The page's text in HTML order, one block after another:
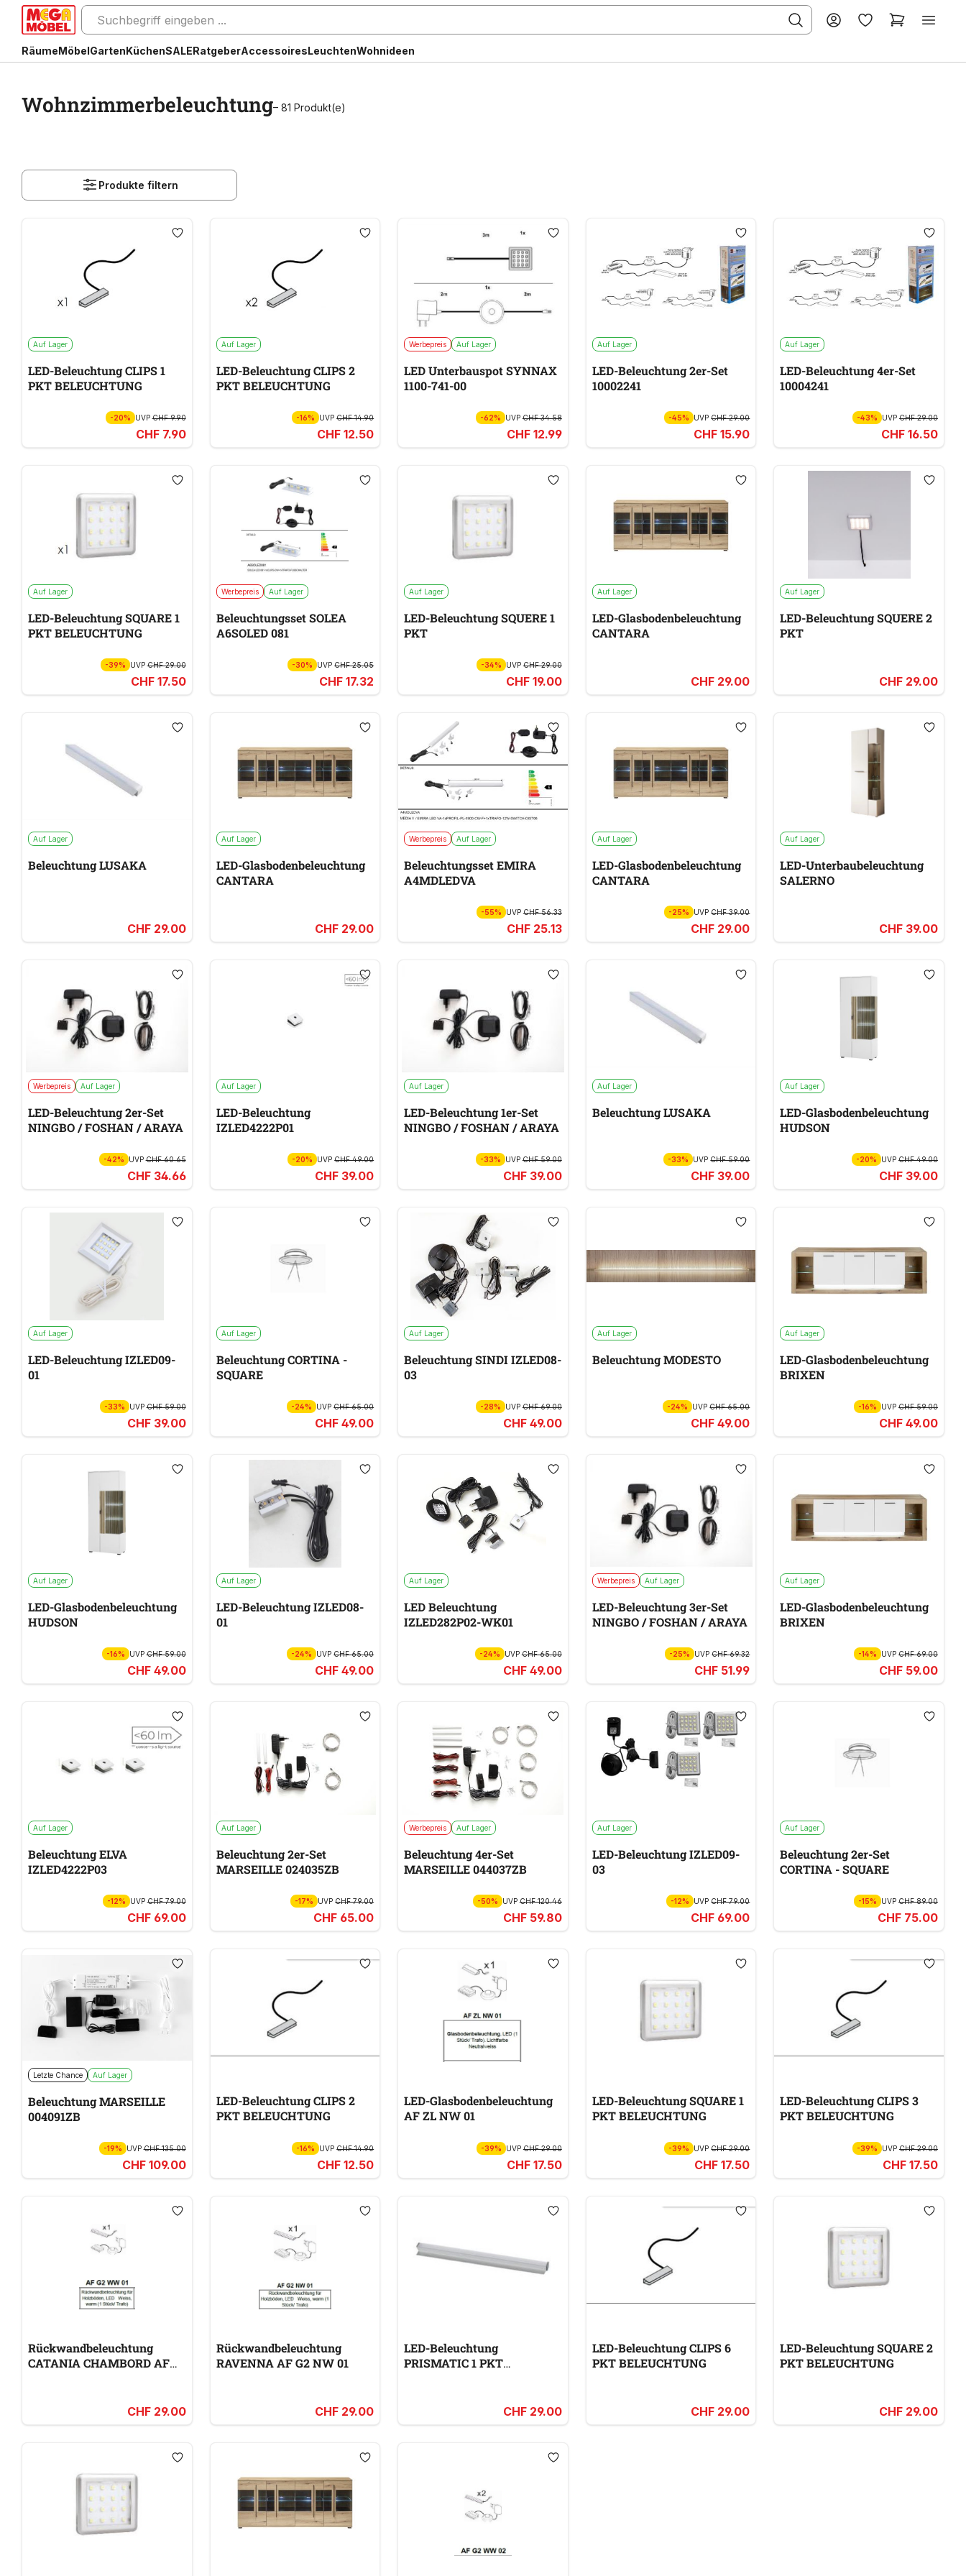
RäumeMöbelGartenKüchenSALERatgeberAccessoiresLeuchtenWohnideen
Wohnzimmerbeleuchtung– 81 Produkt(e)
Produkte filtern
Auf Lager
LED-Beleuchtung CLIPS 1
PKT BELEUCHTUNG
-20% UVPCHF 9.90
CHF 7.90
Auf Lager
LED-Beleuchtung CLIPS 2
PKT BELEUCHTUNG
-16% UVPCHF 14.90
CHF 12.50
Werbepreis Auf Lager
LED Unterbauspot SYNNAX
1100-741-00
-62% UVPCHF 34.58
CHF 12.99
Auf Lager
LED-Beleuchtung 2er-Set
10002241
-45% UVPCHF 29.00
CHF 15.90
Auf Lager
LED-Beleuchtung 4er-Set
10004241
-43% UVP CHF 29.00
CHF 16.50
Auf Lager
LED-Beleuchtung SQUARE 1
PKT BELEUCHTUNG
-39% UVPCHF 29.00
CHF 17.50
Werbepreis Auf Lager
Beleuchtungsset SOLEA
A6SOLED 081
-30% UVPCHF 25.05
CHF 17.32
Auf Lager
LED-Beleuchtung SQUERE 1
PKT
-34% UVPCHF 29.00
CHF 19.00
Auf Lager
LED-Glasbodenbeleuchtung
CANTARA
CHF 29.00
Auf Lager
LED-Beleuchtung SQUERE 2
PKT
CHF 29.00
Auf Lager
Beleuchtung LUSAKA
CHF 29.00
Auf Lager
LED-Glasbodenbeleuchtung
CANTARA
CHF 29.00
Werbepreis Auf Lager
Beleuchtungsset EMIRA
A4MDLEDVA
-55% UVPCHF 56.33
CHF 25.13
Auf Lager
LED-Glasbodenbeleuchtung
CANTARA
-25% UVPCHF 39.00
CHF 29.00
Auf Lager
LED-Unterbaubeleuchtung
SALERNO
CHF 39.00
Werbepreis Auf Lager
LED-Beleuchtung 2er-Set
NINGBO / FOSHAN / ARAYA
-42% UVPCHF 60.65
CHF 34.66
Auf Lager
LED-Beleuchtung
IZLED4222P01
-20% UVPCHF 49.00
CHF 39.00
Auf Lager
LED-Beleuchtung 1er-Set
NINGBO / FOSHAN / ARAYA
-33% UVPCHF 59.00
CHF 39.00
Auf Lager
Beleuchtung LUSAKA
-33% UVPCHF 59.00
CHF 39.00
Auf Lager
LED-Glasbodenbeleuchtung
HUDSON
-20% UVP CHF 49.00
CHF 39.00
Auf Lager
LED-Beleuchtung IZLED09-
01
-33% UVPCHF 59.00
CHF 39.00
Auf Lager
Beleuchtung CORTINA -
SQUARE
-24% UVPCHF 65.00
CHF 49.00
Auf Lager
Beleuchtung SINDI IZLED08-
03
-28% UVPCHF 69.00
CHF 49.00
Auf Lager
Beleuchtung MODESTO
-24% UVPCHF 65.00
CHF 49.00
Auf Lager
LED-Glasbodenbeleuchtung
BRIXEN
-16% UVP CHF 59.00
CHF 49.00
Auf Lager
LED-Glasbodenbeleuchtung
HUDSON
-16% UVPCHF 59.00
CHF 49.00
Auf Lager
LED-Beleuchtung IZLED08-
01
-24% UVPCHF 65.00
CHF 49.00
Auf Lager
LED Beleuchtung
IZLED282P02-WK01
-24% UVPCHF 65.00
CHF 49.00
Werbepreis Auf Lager
LED-Beleuchtung 3er-Set
NINGBO / FOSHAN / ARAYA
-25% UVPCHF 69.32
CHF 51.99
Auf Lager
LED-Glasbodenbeleuchtung
BRIXEN
-14% UVP CHF 69.00
CHF 59.00
Auf Lager
Beleuchtung ELVA
IZLED4222P03
-12% UVPCHF 79.00
CHF 69.00
Auf Lager
Beleuchtung 2er-Set
MARSEILLE 024035ZB
-17% UVPCHF 79.00
CHF 65.00
Werbepreis Auf Lager
Beleuchtung 4er-Set
MARSEILLE 044037ZB
-50% UVPCHF 120.46
CHF 59.80
Auf Lager
LED-Beleuchtung IZLED09-
03
-12% UVPCHF 79.00
CHF 69.00
Auf Lager
Beleuchtung 2er-Set
CORTINA - SQUARE
-15% UVP CHF 89.00
CHF 75.00
Letzte Chance Auf Lager
Beleuchtung MARSEILLE
004091ZB
-19% UVPCHF 135.00
CHF 109.00
LED-Beleuchtung CLIPS 2
PKT BELEUCHTUNG
-16% UVPCHF 14.90
CHF 12.50
LED-Glasbodenbeleuchtung
AF ZL NW 01
-39% UVPCHF 29.00
CHF 17.50
LED-Beleuchtung SQUARE 1
PKT BELEUCHTUNG
-39% UVPCHF 29.00
CHF 17.50
LED-Beleuchtung CLIPS 3
PKT BELEUCHTUNG
-39% UVP CHF 29.00
CHF 17.50
Rückwandbeleuchtung
CATANIA CHAMBORD AF
CHF 29.00
Rückwandbeleuchtung
RAVENNA AF G2 NW 01
CHF 29.00
LED-Beleuchtung
PRISMATIC 1 PKT
CHF 29.00
LED-Beleuchtung CLIPS 6
PKT BELEUCHTUNG
CHF 29.00
LED-Beleuchtung SQUARE 2
PKT BELEUCHTUNG
CHF 29.00